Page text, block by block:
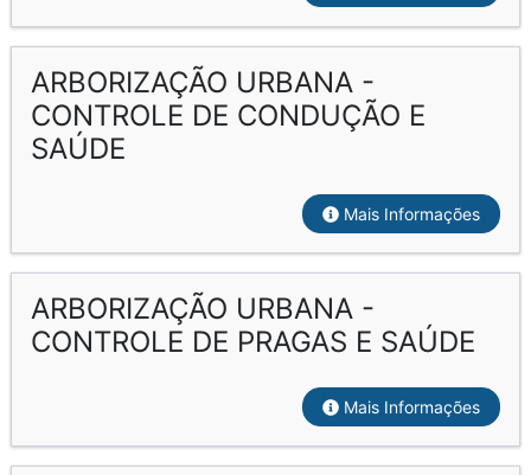
ARBORIZAÇÃO URBANA -
CONTROLE DE CONDUÇÃO E
SAÚDE
Mais Informações
ARBORIZAÇÃO URBANA -
CONTROLE DE PRAGAS E SAÚDE
Mais Informações